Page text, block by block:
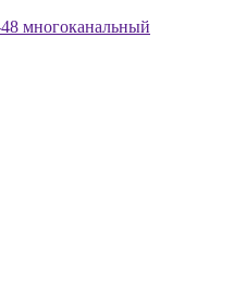
многоканальный